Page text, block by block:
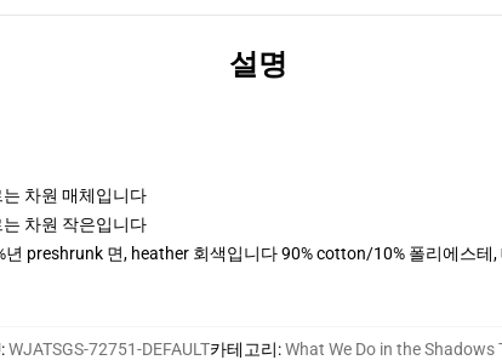
설명
차원 매체입니다
차원 작은입니다
preshrunk 면, heather 회색입니다 90% cotton/10% 폴리에스테
:WJATSGS-72751-DEFAULT카테고리:What We Do in the Shadows